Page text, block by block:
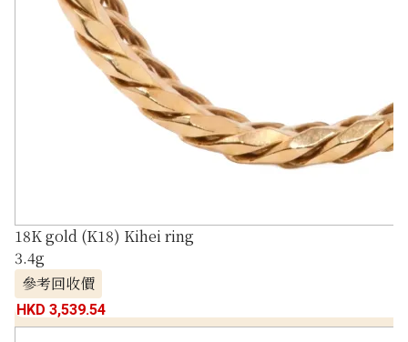
18K gold (K18) Kihei ring
3.4g
參考回收價
HKD 3,539.54